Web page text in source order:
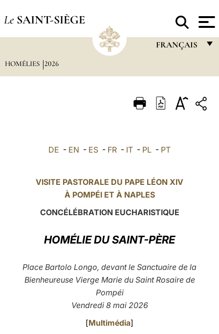
Le SAINT-SIÈGE
FRANÇAIS
ITALIANO
POLSKI
中文
LATINE
HOMÉLIES 2026
DE - EN - ES - FR - IT - PL - PT
VISITE PASTORALE DU PAPE LÉON XIV
À POMPÉIET À NAPLES
CONCÉLÉBRATION EUCHARISTIQUE
HOMÉLIE DU SAINT-PÈRE
Place Bartolo Longo, devant le Sanctuaire de la
Bienheureuse Vierge Marie du Saint Rosaire de
Pompéi
Vendredi 8 mai 2026
[Multimédia]